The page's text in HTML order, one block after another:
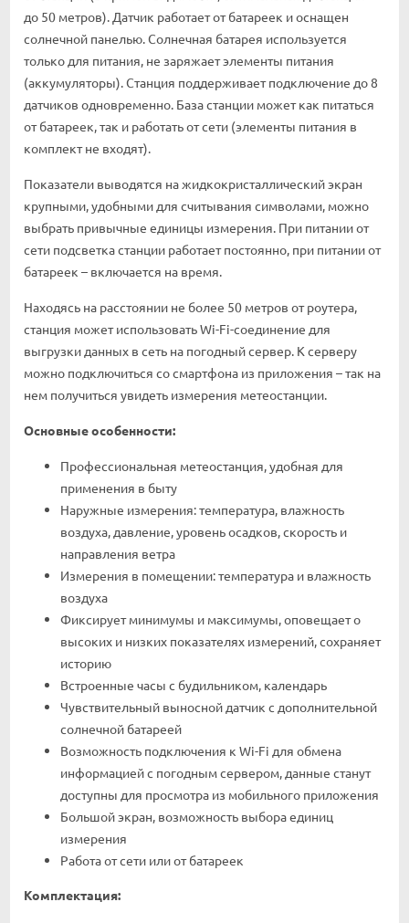
до 50 метров). Датчик работает от батареек и оснащен
солнечной панелью. Солнечная батарея используется
только для питания, не заряжает элементы питания
(аккумуляторы). Станция поддерживает подключение до 8
датчиков одновременно. База станции может как питаться
от батареек, так и работать от сети (элементы питания в
комплект не входят).
Показатели выводятся на жидкокристаллический экран
крупными, удобными для считывания символами, можно
выбрать привычные единицы измерения. При питании от
сети подсветка станции работает постоянно, при питании от
батареек – включается на время.
Находясь на расстоянии не более 50 метров от роутера,
станция может использовать Wi-Fi-соединение для
выгрузки данных в сеть на погодный сервер. К серверу
можно подключиться со смартфона из приложения – так на
нем получиться увидеть измерения метеостанции.
Основные особенности:
Профессиональная метеостанция, удобная для
применения в быту
Наружные измерения: температура, влажность
воздуха, давление, уровень осадков, скорость и
направления ветра
Измерения в помещении: температура и влажность
воздуха
Фиксирует минимумы и максимумы, оповещает о
высоких и низких показателях измерений, сохраняет
историю
Встроенные часы с будильником, календарь
Чувствительный выносной датчик с дополнительной
солнечной батареей
Возможность подключения к Wi-Fi для обмена
информацией с погодным сервером, данные станут
доступны для просмотра из мобильного приложения
Большой экран, возможность выбора единиц
измерения
Работа от сети или от батареек
Комплектация: